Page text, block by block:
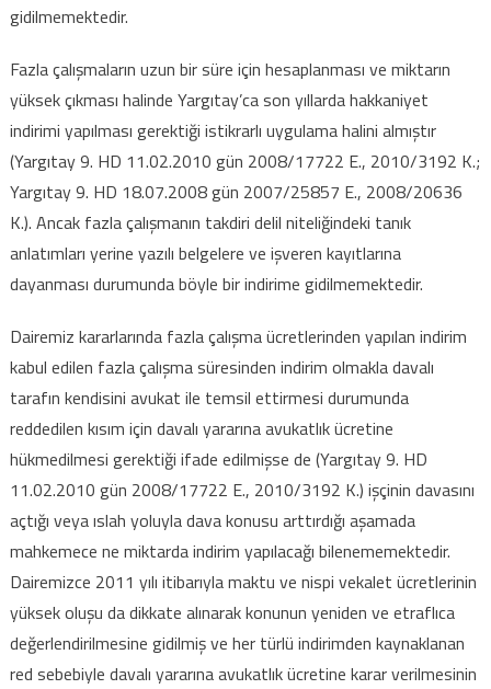
gidilmemektedir.
Fazla çalışmaların uzun bir süre için hesaplanması ve miktarın
yüksek çıkması halinde Yargıtay’ca son yıllarda hakkaniyet
indirimi yapılması gerektiği istikrarlı uygulama halini almıştır
(Yargıtay 9. HD 11.02.2010 gün 2008/17722 E., 2010/3192 K.;
Yargıtay 9. HD 18.07.2008 gün 2007/25857 E., 2008/20636
K.). Ancak fazla çalışmanın takdiri delil niteliğindeki tanık
anlatımları yerine yazılı belgelere ve işveren kayıtlarına
dayanması durumunda böyle bir indirime gidilmemektedir.
Dairemiz kararlarında fazla çalışma ücretlerinden yapılan indirim
kabul edilen fazla çalışma süresinden indirim olmakla davalı
tarafın kendisini avukat ile temsil ettirmesi durumunda
reddedilen kısım için davalı yararına avukatlık ücretine
hükmedilmesi gerektiği ifade edilmişse de (Yargıtay 9. HD
11.02.2010 gün 2008/17722 E., 2010/3192 K.) işçinin davasını
açtığı veya ıslah yoluyla dava konusu arttırdığı aşamada
mahkemece ne miktarda indirim yapılacağı bilenememektedir.
Dairemizce 2011 yılı itibarıyla maktu ve nispi vekalet ücretlerinin
yüksek oluşu da dikkate alınarak konunun yeniden ve etraflıca
değerlendirilmesine gidilmiş ve her türlü indirimden kaynaklanan
red sebebiyle davalı yararına avukatlık ücretine karar verilmesinin